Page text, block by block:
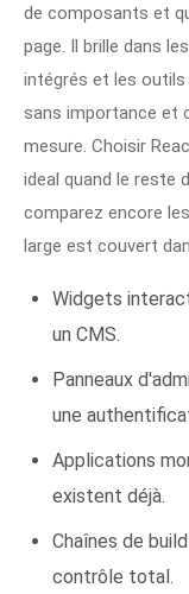
de composants et
page. Il brille dans
intégrés et les
sans importance et
mesure. Choisir
ideal quand le reste
comparez encore
large est couvert
Widgets
un CMS.
Panneaux
une
Applications
existent déjà.
Chaînes de
contrôle total.